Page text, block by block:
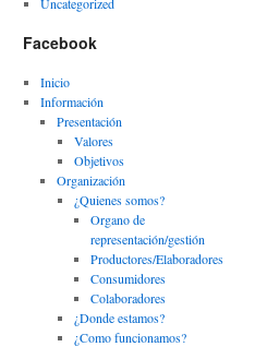
Facebook
Inicio
Información
Presentación
Valores
Objetivos
Organización
¿Quienes somos?
Organo de
representación/gestión
Productores/Elaboradores
Consumidores
Colaboradores
¿Donde estamos?
¿Como funcionamos?